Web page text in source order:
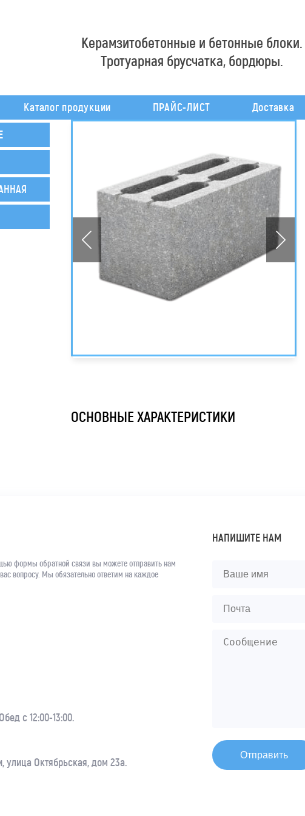
Керамзитобетонные и бетонные блоки.
Тротуарная брусчатка, бордюры.
Каталог продукции ПРАЙС-ЛИСТ Доставка
ОСНОВНЫЕ ХАРАКТЕРИСТИКИ
формы обратной связи вы можете отправить нам
вопросу. Мы обязательно ответим на каждое
с 12:00-13:00.
улица Октябрьская, дом 23а.
НАПИШИТЕ НАМ
Отправить